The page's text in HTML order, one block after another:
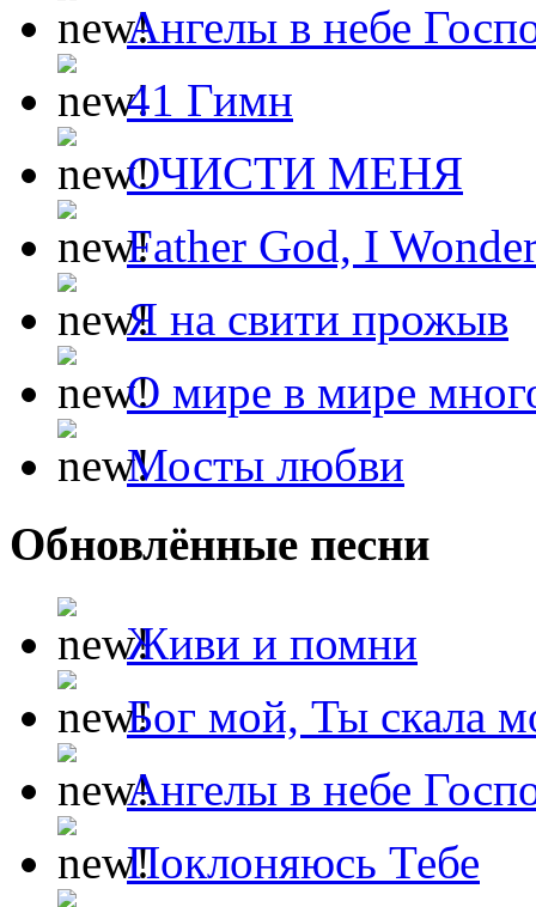
Ангелы в небе
41 Гимн
ОЧИСТИ МЕНЯ
Father God, I
Я на свити прожыв
О мире в мире
Мосты любви
Обновлённые песни
Живи и помни
Бог мой, Ты скала
Ангелы в небе
Поклоняюсь Тебе